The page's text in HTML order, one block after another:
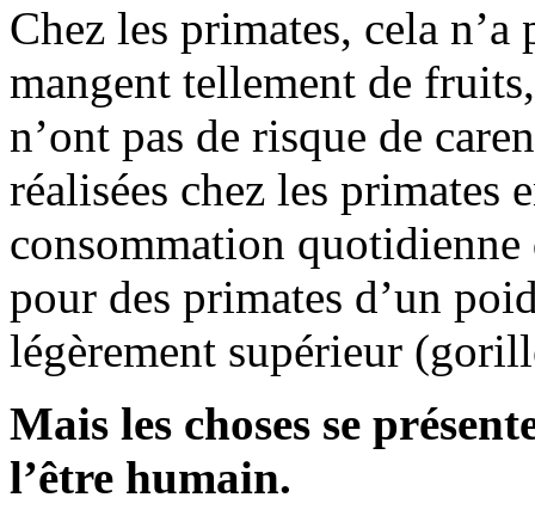
Chez les primates, cela n’a
mangent tellement de
n’ont pas de risque de
réalisées chez les primates
consommation
pour des primates d’un
légèrement supérieur
Mais les choses se
l’être humain.